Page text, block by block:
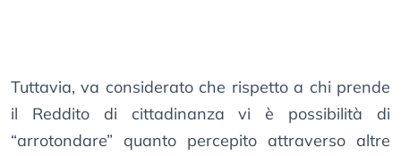
Tuttavia, va considerato che rispetto a chi prende
il Reddito di cittadinanza vi è possibilità di
“arrotondare” quanto percepito attraverso altre